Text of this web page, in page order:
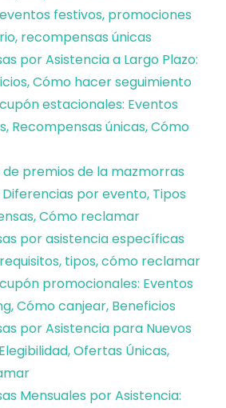
festivos, promociones
recompensas únicas
por Asistencia a Largo Plazo:
Cómo hacer seguimiento
estacionales: Eventos
Recompensas únicas, Cómo
premios de la mazmorras
por evento, Tipos
Cómo reclamar
por asistencia específicas
tipos, cómo reclamar
promocionales: Eventos
Cómo canjear, Beneficios
por Asistencia para Nuevos
Ofertas Únicas,
Mensuales por Asistencia: